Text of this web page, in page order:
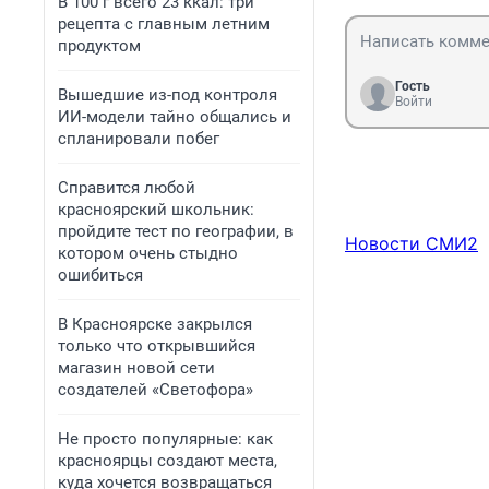
рецепта с главным летним
продуктом
Вышедшие из-под контроля
ИИ-модели тайно общались и
спланировали побег
Справится любой
красноярский школьник:
пройдите тест по географии, в
котором очень стыдно
ошибиться
В Красноярске закрылся
только что открывшийся
магазин новой сети
создателей «Светофора»
Не просто популярные: как
красноярцы создают места,
куда хочется возвращаться
Гость
Войти
Новости СМИ2